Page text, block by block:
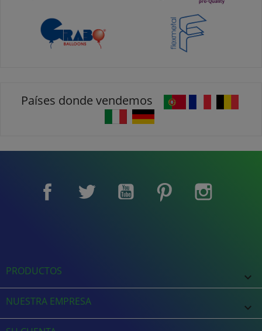
Países donde vendemos
Facebook Twitter YouTube Pinterest
PRODUCTOS 
NUESTRA EMPRESA 